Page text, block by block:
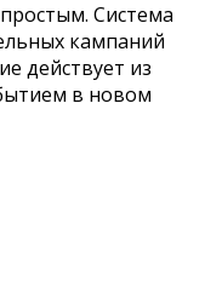
Система
кампаний
действует из
в новом